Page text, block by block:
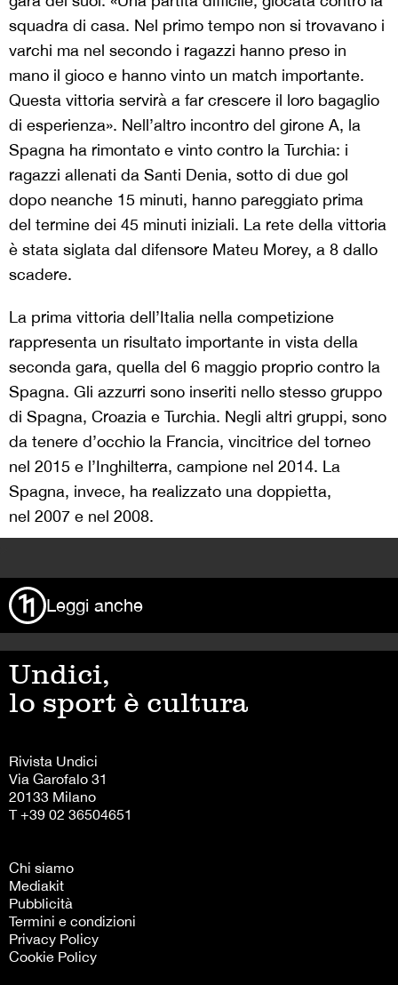
squadra di casa. Nel primo tempo non si trovavano i
varchi ma nel secondo i ragazzi hanno preso in
mano il gioco e hanno vinto un match importante.
Questa vittoria servirà a far crescere il loro bagaglio
di esperienza». Nell’altro incontro del girone A, la
Spagna ha rimontato e vinto contro la Turchia: i
ragazzi allenati da Santi Denia, sotto di due gol
dopo neanche 15 minuti, hanno pareggiato prima
del termine dei 45 minuti iniziali. La rete della vittoria
è stata siglata dal difensore Mateu Morey, a 8 dallo
scadere.
La prima vittoria dell’Italia nella competizione
rappresenta un risultato importante in vista della
seconda gara, quella del 6 maggio proprio contro la
Spagna. Gli azzurri sono inseriti nello stesso gruppo
di Spagna, Croazia e Turchia. Negli altri gruppi, sono
da tenere d’occhio la Francia, vincitrice del torneo
nel 2015 e l’Inghilterra, campione nel 2014. La
Spagna, invece, ha realizzato una doppietta,
nel 2007 e nel 2008.
Leggi anche
Undici,
lo sport è cultura
Rivista Undici
Via Garofalo 31
20133 Milano
T +39 02 36504651
Chi siamo
Mediakit
Pubblicità
Termini e condizioni
Privacy Policy
Cookie Policy